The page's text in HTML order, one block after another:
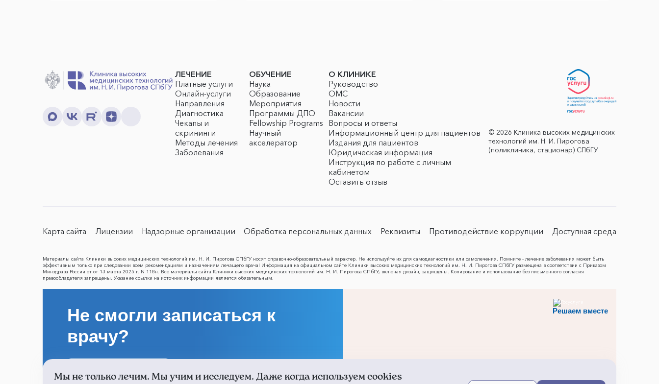
ЛЕЧЕНИЕ
Платные услуги
Онлайн-услуги
Направления
Диагностика
Чекапы и
скрининги
Методы лечения
Заболевания
ОБУЧЕНИЕ
Наука
Образование
Мероприятия
Программы ДПО
Fellowship Programs
Научный
акселератор
О КЛИНИКЕ
Руководство
ОМС
Новости
Вакансии
Вопросы и ответы
Информационный центр для пациентов
Издания для пациентов
Юридическая информация
Инструкция по работе с личным
кабинетом
Оставить отзыв
© 2026 Клиника высоких медицинских
технологий им. Н. И. Пирогова
(поликлиника, стационар) СПбГУ
Карта сайта Лицензии Надзорные организации Обработка персональных данных Реквизиты Противодействие коррупции Доступная среда
Материалы сайта Клиники высоких медицинских технологий им. Н. И. Пирогова СПбГУ носят справочно-образовательный характер. Не используйте их для самодиагностики или самолечения. Помните - лечение заболевания может быть
эффективным только при следовании всем рекомендациям и назначениям лечащего врача! Информация на официальном сайте Клиники высоких медицинских технологий им. Н. И. Пирогова СПбГУ размещена в соответствии с Приказом
Минздрава России от от 13 марта 2025 г. N 118н. Все материалы сайта Клиники высоких медицинских технологий им. Н. И. Пирогова СПбГУ, включая дизайн, защищены. Копирование и использование без письменного согласия
правообладателя запрещены. Указание ссылки на источник информации является обязательным.
Решаем вместе
Не смогли записаться к
врачу?
Написать о проблеме
Мы не только лечим. Мы учим и исследуем. Даже когда используем cookies